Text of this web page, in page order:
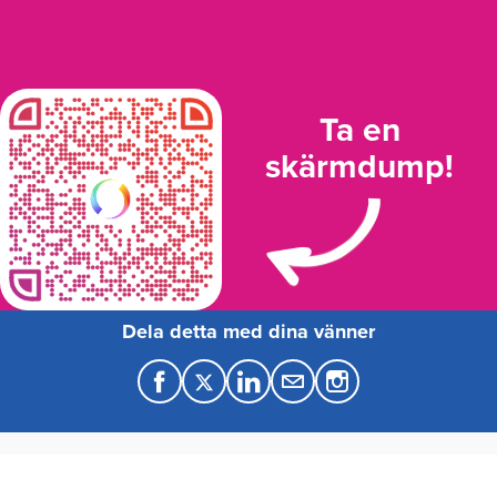
Ta en
skärmdump!
Dela detta med dina vänner
F
a
T
w
L
i
M
a